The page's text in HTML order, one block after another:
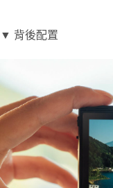
▼ 背後配置